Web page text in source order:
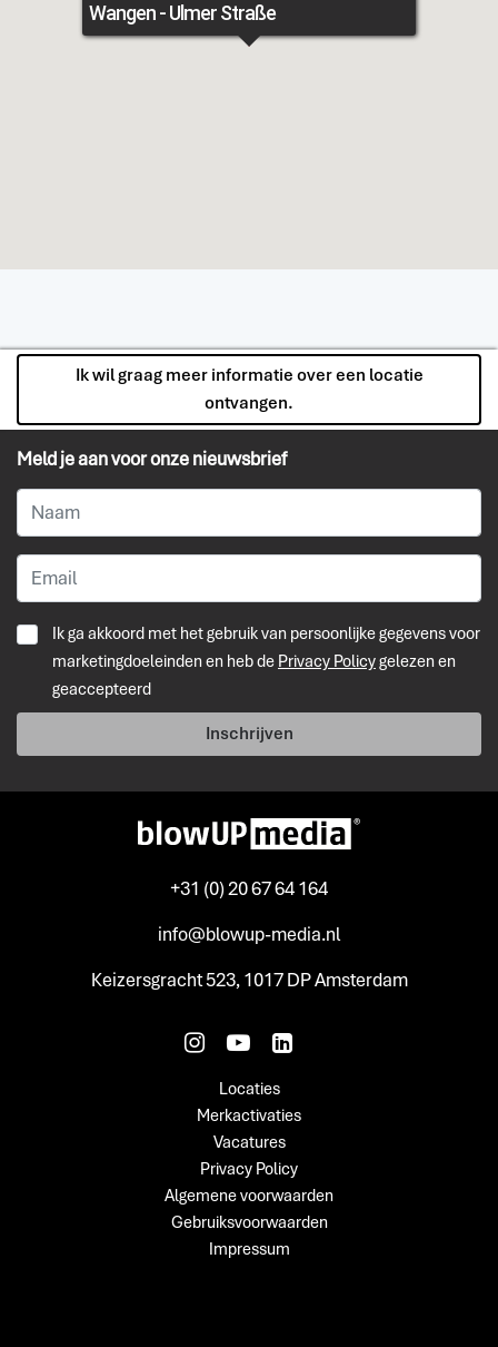
Wangen - Ulmer Straße
Ik wil graag meer informatie over een locatie
ontvangen.
Meld je aan voor onze nieuwsbrief
Ik ga akkoord met het gebruik van persoonlijke gegevens voor
marketingdoeleinden en heb de Privacy Policygelezen en
geaccepteerd
Inschrijven
+31 (0) 20 67 64 164
info@blowup-media.nl
Keizersgracht 523, 1017 DP Amsterdam
Locaties
Merkactivaties
Vacatures
Privacy Policy
Algemene voorwaarden
Gebruiksvoorwaarden
Impressum